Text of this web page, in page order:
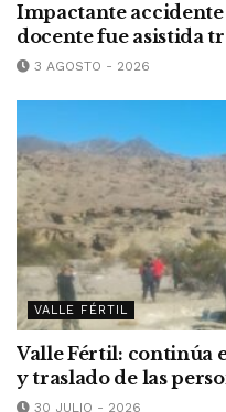
Impactante
docente fue asistida
3 AGOSTO - 2026
VALLE FÉRTIL
Valle Fértil: continúa
y traslado de las
30 JULIO - 2026